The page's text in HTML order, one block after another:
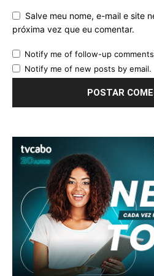
Salve meu nome, e-mail e site
próxima vez que eu comentar.
Notify me of follow-up
Notify me of new posts by email.